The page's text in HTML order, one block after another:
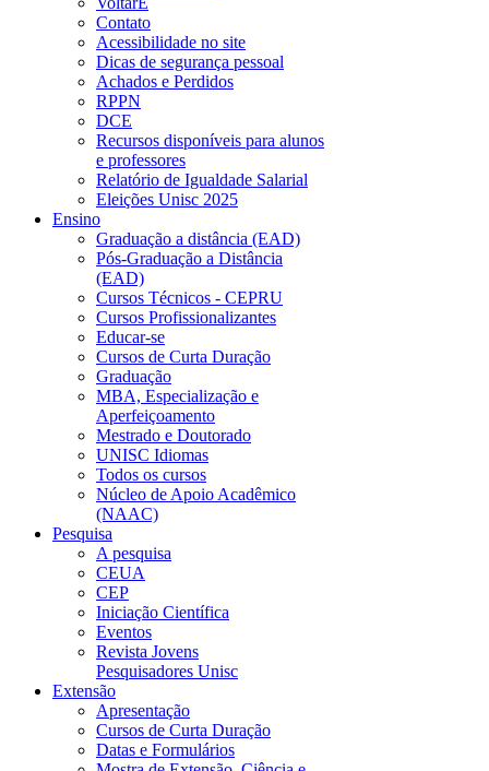
Contato
Acessibilidade no site
Dicas de segurança pessoal
Achados e Perdidos
RPPN
DCE
Recursos disponíveis para alunos
e professores
Relatório de Igualdade Salarial
Eleições Unisc 2025
Ensino
Graduação a distância (EAD)
Pós-Graduação a Distância
(EAD)
Cursos Técnicos - CEPRU
Cursos Profissionalizantes
Educar-se
Cursos de Curta Duração
Graduação
MBA, Especialização e
Aperfeiçoamento
Mestrado e Doutorado
UNISC Idiomas
Todos os cursos
Núcleo de Apoio Acadêmico
(NAAC)
Pesquisa
A pesquisa
CEUA
CEP
Iniciação Científica
Eventos
Revista Jovens
Pesquisadores Unisc
Extensão
Apresentação
Cursos de Curta Duração
Datas e Formulários